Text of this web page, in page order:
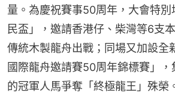
量。為慶祝賽事50周年，大會特
民盃」，邀請香港仔、柴灣等6支
傳統木製龍舟出戰；同場又加設全
國際龍舟邀請賽50周年錦標賽」
的冠軍人馬爭奪「終極龍王」殊榮